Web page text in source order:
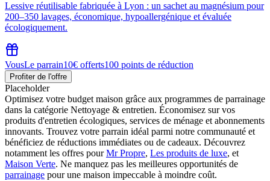
Lessive réutilisable fabriquée à Lyon : un sachet au magnésium pour
200–350 lavages, économique, hypoallergénique et évaluée
écologiquement.
VousLe parrain10€ offerts100 points de réduction
Profiter de l'offre
Placeholder
Optimisez votre budget maison grâce aux programmes de parrainage
dans la catégorie Nettoyage & entretien. Économisez sur vos
produits d'entretien écologiques, services de ménage et abonnements
innovants. Trouvez votre parrain idéal parmi notre communauté et
bénéficiez de réductions immédiates ou de cadeaux. Découvrez
notamment les offres pourMr Propre, Les produits de luxe, et
Maison Verte. Ne manquez pas les meilleures opportunités de
parrainage pour une maison impeccable à moindre coût.